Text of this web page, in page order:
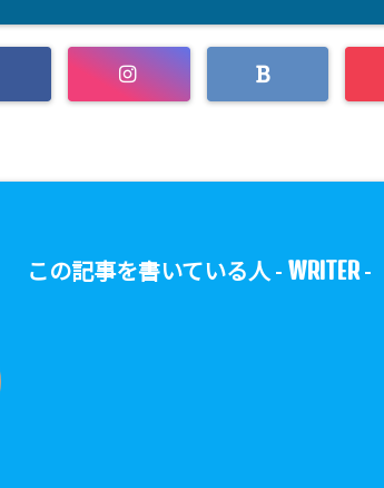
この記事を書いている人 - WRITER-